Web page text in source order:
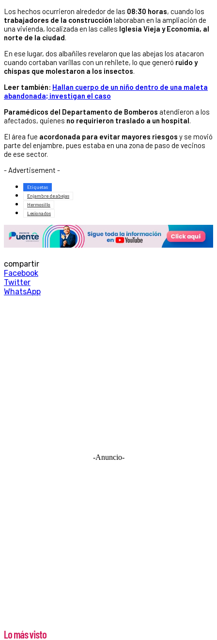
Los hechos ocurrieron alrededor de las 08:30 horas, cuando los
trabajadores de la construcción laboraban en la ampliación de
una vivienda, localizada en las calles Iglesia Vieja y Economía, al
norte de la ciudad.
En ese lugar, dos albañiles revelaron que las abejas los atacaron
cuando cortaban varillas con un rehilete, lo que generó ruido y
chispas que molestaron a los insectos.
Leer también: Hallan cuerpo de un niño dentro de una maleta
abandonada; investigan el caso
Paramédicos del Departamento de Bomberos atendieron a los
afectados, quienes no requirieron traslado a un hospital.
El área fue acordonada para evitar mayores riesgos y se movió
parte del enjambre, pues estaba en una zona de paso de vecinos
de ese sector.
- Advertisement -
Etiquetas
Enjambre de abejas
Hermosillo
Lesionados
compartir
Facebook
Twitter
WhatsApp
-Anuncio-
Lo más visto